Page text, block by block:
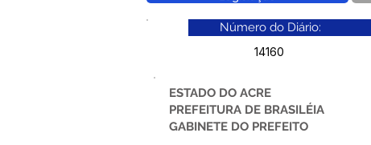
Número do Diário:
14160
ESTADO DO ACRE
PREFEITURA DE BRASILÉIA
GABINETE DO PREFEITO